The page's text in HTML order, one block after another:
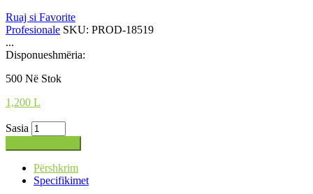
Ruaj si Favorite
Profesionale SKU: PROD-18519
...
Disponueshmëria:
500 Në Stok
1,200 L
Sasia
Përshkrim
Specifikimet